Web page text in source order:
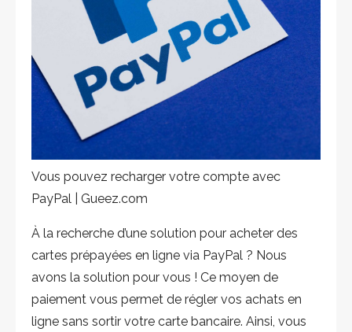
Vous pouvez recharger votre compte avec
PayPal | Gueez.com
À la recherche d’une solution pour acheter des
cartes prépayées en ligne via PayPal ? Nous
avons la solution pour vous ! Ce moyen de
paiement vous permet de régler vos achats en
ligne sans sortir votre carte bancaire. Ainsi, vous